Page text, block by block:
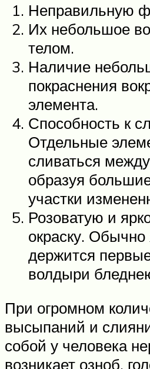
Неправильную
Их небольшое
телом.
Наличие
покраснения
элемента.
Способность к
Отдельные
сливаться
образуя
участки
Розоватую и
окраску. Обычно
держится
волдыри
При огромном
высыпаний и
собой у человека
возникает озноб,